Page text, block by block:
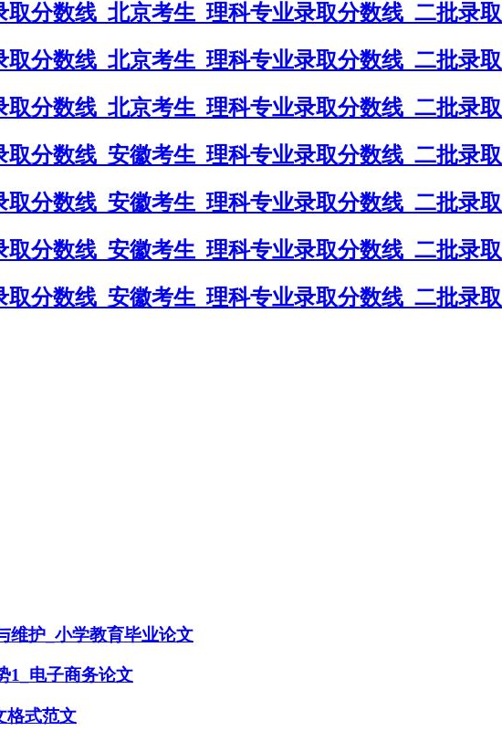
取分数线_北京考生_理科专业录取分数线_二批录取
取分数线_北京考生_理科专业录取分数线_二批录取
取分数线_北京考生_理科专业录取分数线_二批录取
取分数线_安徽考生_理科专业录取分数线_二批录取
取分数线_安徽考生_理科专业录取分数线_二批录取
取分数线_安徽考生_理科专业录取分数线_二批录取
取分数线_安徽考生_理科专业录取分数线_二批录取
维护_小学教育毕业论文
1_电子商务论文
格式范文